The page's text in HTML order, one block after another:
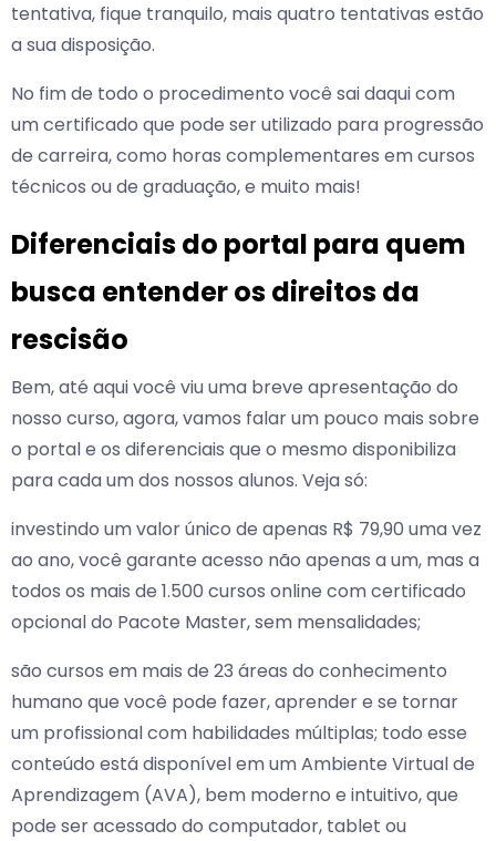
tentativa, fique tranquilo, mais quatro tentativas estão
a sua disposição.
No fim de todo o procedimento você sai daqui com
um certificado que pode ser utilizado para progressão
de carreira, como horas complementares em cursos
técnicos ou de graduação, e muito mais!
Diferenciais do portal para quem
busca entender os direitos da
rescisão
Bem, até aqui você viu uma breve apresentação do
nosso curso, agora, vamos falar um pouco mais sobre
o portal e os diferenciais que o mesmo disponibiliza
para cada um dos nossos alunos. Veja só:
investindo um valor único de apenas R$ 79,90 uma vez
ao ano, você garante acesso não apenas a um, mas a
todos os mais de 1.500 cursos online com certificado
opcional do Pacote Master, sem mensalidades;
são cursos em mais de 23 áreas do conhecimento
humano que você pode fazer, aprender e se tornar
um profissional com habilidades múltiplas; todo esse
conteúdo está disponível em um Ambiente Virtual de
Aprendizagem (AVA), bem moderno e intuitivo, que
pode ser acessado do computador, tablet ou